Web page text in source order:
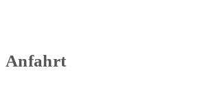
Anfahrt